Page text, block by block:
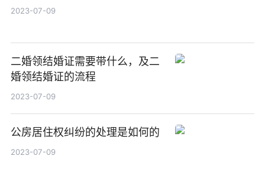
2023-07-09
二婚领结婚证需要带什么，及二
婚领结婚证的流程
2023-07-09
公房居住权纠纷的处理是如何的
2023-07-09